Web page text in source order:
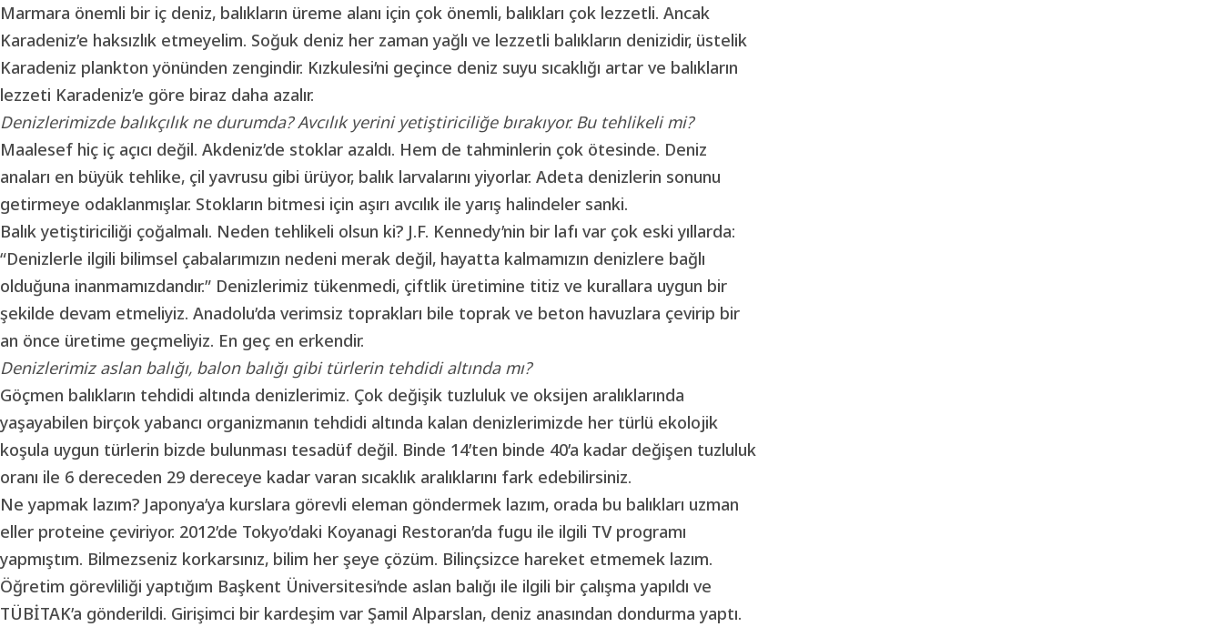
Marmara önemli bir iç deniz, balıkların üreme alanı için çok önemli, balıkları çok lezzetli. Ancak
Karadeniz’e haksızlık etmeyelim. Soğuk deniz her zaman yağlı ve lezzetli balıkların denizidir, üstelik
Karadeniz plankton yönünden zengindir. Kızkulesi’ni geçince deniz suyu sıcaklığı artar ve balıkların
lezzeti Karadeniz’e göre biraz daha azalır.
Denizlerimizde balıkçılık ne durumda? Avcılık yerini yetiştiriciliğe bırakıyor. Bu tehlikeli mi?
Maalesef hiç iç açıcı değil. Akdeniz’de stoklar azaldı. Hem de tahminlerin çok ötesinde. Deniz
anaları en büyük tehlike, çil yavrusu gibi ürüyor, balık larvalarını yiyorlar. Adeta denizlerin sonunu
getirmeye odaklanmışlar. Stokların bitmesi için aşırı avcılık ile yarış halindeler sanki.
Balık yetiştiriciliği çoğalmalı. Neden tehlikeli olsun ki? J.F. Kennedy’nin bir lafı var çok eski yıllarda:
“Denizlerle ilgili bilimsel çabalarımızın nedeni merak değil, hayatta kalmamızın denizlere bağlı
olduğuna inanmamızdandır.” Denizlerimiz tükenmedi, çiftlik üretimine titiz ve kurallara uygun bir
şekilde devam etmeliyiz. Anadolu’da verimsiz toprakları bile toprak ve beton havuzlara çevirip bir
an önce üretime geçmeliyiz. En geç en erkendir.
Denizlerimiz aslan balığı, balon balığı gibi türlerin tehdidi altında mı?
Göçmen balıkların tehdidi altında denizlerimiz. Çok değişik tuzluluk ve oksijen aralıklarında
yaşayabilen birçok yabancı organizmanın tehdidi altında kalan denizlerimizde her türlü ekolojik
koşula uygun türlerin bizde bulunması tesadüf değil. Binde 14’ten binde 40’a kadar değişen tuzluluk
oranı ile 6 dereceden 29 dereceye kadar varan sıcaklık aralıklarını fark edebilirsiniz.
Ne yapmak lazım? Japonya’ya kurslara görevli eleman göndermek lazım, orada bu balıkları uzman
eller proteine çeviriyor. 2012’de Tokyo’daki Koyanagi Restoran’da fugu ile ilgili TV programı
yapmıştım. Bilmezseniz korkarsınız, bilim her şeye çözüm. Bilinçsizce hareket etmemek lazım.
Öğretim görevliliği yaptığım Başkent Üniversitesi’nde aslan balığı ile ilgili bir çalışma yapıldı ve
TÜBİTAK’a gönderildi. Girişimci bir kardeşim var Şamil Alparslan, deniz anasından dondurma yaptı.